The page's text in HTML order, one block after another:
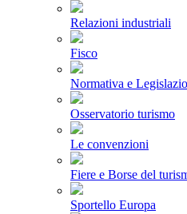
Relazioni industriali
Fisco
Normativa e
Osservatorio turismo
Le convenzioni
Fiere e Borse del
Sportello Europa